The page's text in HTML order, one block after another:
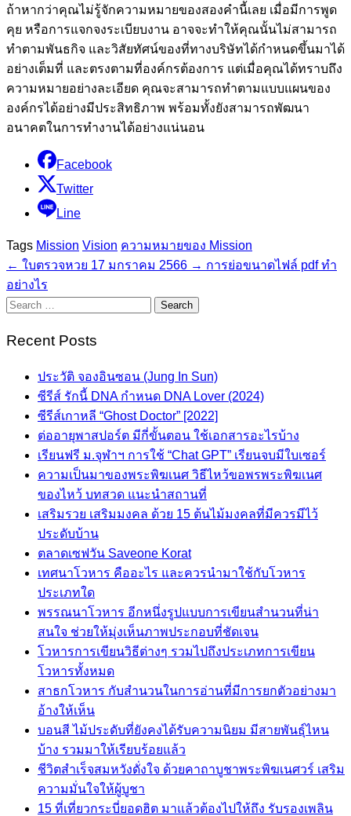
ถ้าหากว่าคุณไม่รู้จักความหมายของสองคำนี้เลย เมื่อมีการพูด
คุย หรือการแจกจงระเบียบงาน อาจจะทำให้คุณนั้นไม่สามารถ
ทำตามพันธกิจ และวิสัยทัศน์ของที่ทางบริษัทได้กำหนดขึ้นมาได้
อย่างเต็มที่ และตรงตามที่องค์กรต้องการ แต่เมื่อคุณได้ทราบถึง
ความหมายอย่างละเอียด คุณจะสามารถทำตามแบบแผนของ
องค์กรได้อย่างมีประสิทธิภาพ พร้อมทั้งยังสามารถพัฒนา
อนาคตในการทำงานได้อย่างแน่นอน
Facebook
Twitter
Line
Tags Mission Vision ความหมายของ Mission
← ใบตรวจหวย 17 มกราคม 2566 → การย่อขนาดไฟล์ pdf ทำ
อย่างไร
Search
Recent Posts
ประวัติ จองอินซอน (Jung In Sun)
ซีรีส์ รักนี้ DNA กำหนด DNA Lover (2024)
ซีรีส์เกาหลี “Ghost Doctor” [2022]
ต่ออายุพาสปอร์ต มีกี่ขั้นตอน ใช้เอกสารอะไรบ้าง
เรียนฟรี ม.จุฬาฯ การใช้ “Chat GPT” เรียนจบมีใบเซอร์
ความเป็นมาของพระพิฆเนศ วิธีไหว้ขอพรพระพิฆเนศ
ของไหว้ บทสวด แนะนำสถานที่
เสริมรวย เสริมมงคล ด้วย 15 ต้นไม้มงคลที่มีควรมีไว้
ประดับบ้าน
ตลาดเซฟวัน Saveone Korat
เทศนาโวหาร คืออะไร และควรนำมาใช้กับโวหาร
ประเภทใด
พรรณนาโวหาร อีกหนึ่งรูปแบบการเขียนสำนวนที่น่า
สนใจ ช่วยให้มุ่งเห็นภาพประกอบที่ชัดเจน
โวหารการเขียนวิธีต่างๆ รวมไปถึงประเภทการเขียน
โวหารทั้งหมด
สาธกโวหาร กับสำนวนในการอ่านที่มีการยกตัวอย่างมา
อ้างให้เห็น
บอนสี ไม้ประดับที่ยังคงได้รับความนิยม มีสายพันธุ์ไหน
บ้าง รวมมาให้เรียบร้อยแล้ว
ชีวิตสำเร็จสมหวังดั่งใจ ด้วยคาถาบูชาพระพิฆเนศวร์ เสริม
ความมั่นใจให้ผู้บูชา
15 ที่เที่ยวกระบี่ยอดฮิต มาแล้วต้องไปให้ถึง รับรองเพลิน